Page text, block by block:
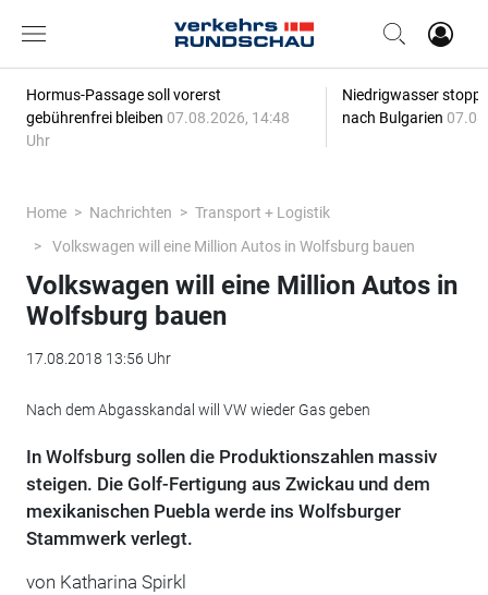
Hormus-Passage soll vorerst
gebührenfrei bleiben 07.08.2026, 14:48
Uhr
Niedrigwasser
nach Bulgarien
Home Nachrichten
Transport + Logistik
Volkswagen will eine Million Autos in Wolfsburg bauen
Volkswagen will eine Million Autos in
Wolfsburg bauen
17.08.2018 13:56 Uhr
Nach dem Abgasskandal will VW wieder Gas geben
In Wolfsburg sollen die Produktionszahlen massiv
steigen. Die Golf-Fertigung aus Zwickau und dem
mexikanischen Puebla werde ins Wolfsburger
Stammwerk verlegt.
von Katharina Spirkl